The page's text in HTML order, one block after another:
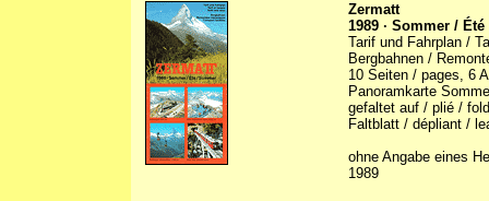
Zermatt
1989 · Sommer /
Tarif und Fahrplan /
Bergbahnen /
10 Seiten / pages, 6
Panoramkarte
gefaltet auf / plié /
Faltblatt / dépliant /
ohne Angabe eines
1989